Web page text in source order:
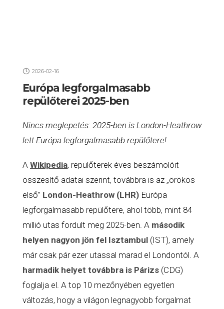
2026-02-16
Európa legforgalmasabb
repülőterei 2025-ben
Nincs meglepetés: 2025-ben is London-Heathrow
lett Európa legforgalmasabb repülőtere!
A Wikipedia, repülőterek éves beszámolóit
összesítő adatai szerint, továbbra is az „örökös
első” London-Heathrow (LHR) Európa
legforgalmasabb repülőtere, ahol több, mint 84
millió utas fordult meg 2025-ben. A második
helyen nagyon jön fel Isztambul (IST), amely
már csak pár ezer utassal marad el Londontól. A
harmadik helyet továbbra is Párizs (CDG)
foglalja el. A top 10 mezőnyében egyetlen
változás, hogy a világon legnagyobb forgalmat